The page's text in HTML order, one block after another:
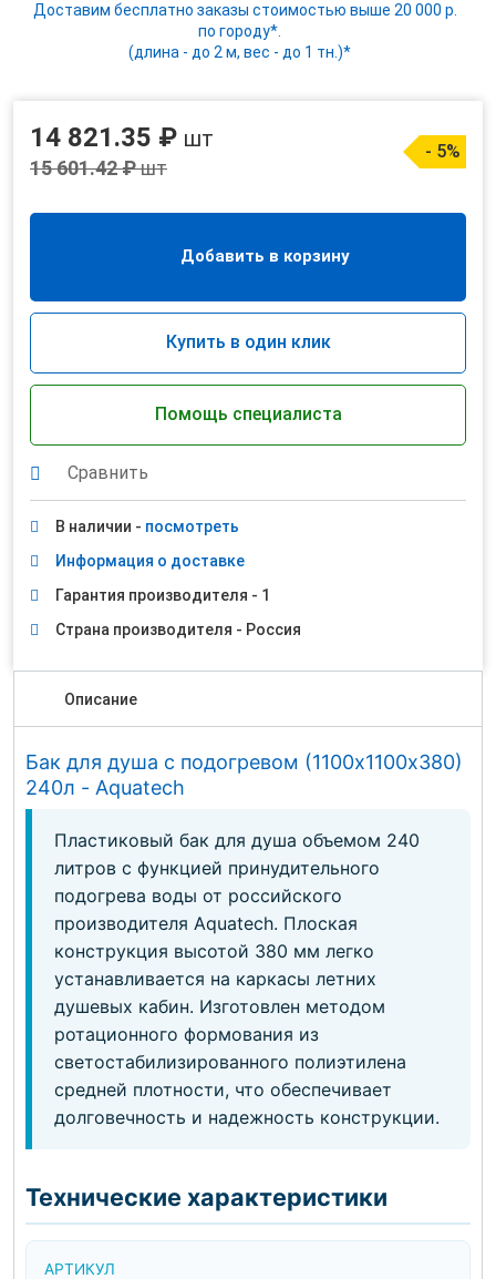
Доставим бесплатно заказы стоимостью выше 20 000 р.
по городу*.
(длина - до 2 м, вес - до 1 тн.)*
14 821.35 ₽ шт
15 601.42 ₽шт
- 5%
Добавить в корзину
Купить в один клик
Помощь специалиста
Сравнить
В наличии - посмотреть
Информация о доставке
Гарантия производителя - 1
Страна производителя - Россия
Описание
Бак для душа с подогревом (1100х1100х380)
240л - Aquatech
Пластиковый бак для душа объемом 240
литров с функцией принудительного
подогрева воды от российского
производителя Aquatech. Плоская
конструкция высотой 380 мм легко
устанавливается на каркасы летних
душевых кабин. Изготовлен методом
ротационного формования из
светостабилизированного полиэтилена
средней плотности, что обеспечивает
долговечность и надежность конструкции.
Технические характеристики
АРТИКУЛ